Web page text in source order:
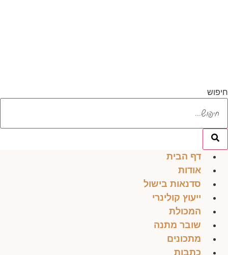
חיפוש
דף הבית
אודות
סדנאות בישול
ייעוץ קולינרי
המכולת
שובר מתנה
מתכונים
כתבות